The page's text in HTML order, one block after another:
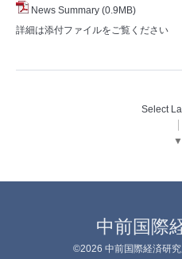
News Summary (0.9MB)
詳細は添付ファイルをご覧ください
Select
▼
中前国際
©2026 中前国際経済研